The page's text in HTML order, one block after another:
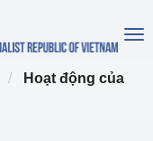
Hoạt động của